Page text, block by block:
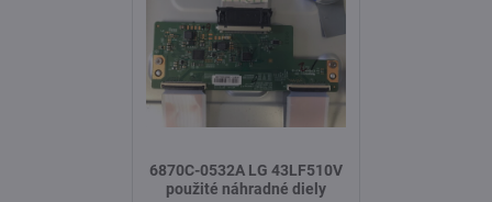
6870C-0532A LG 43LF510V
použité náhradné diely